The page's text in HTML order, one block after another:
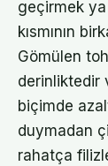
geçirmek ya
kısmının
Gömülen
derinliktedir
biçimde
duymadan
rahatça